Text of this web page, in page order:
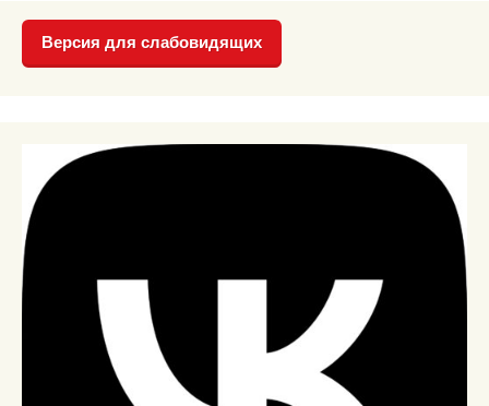
Версия для слабовидящих